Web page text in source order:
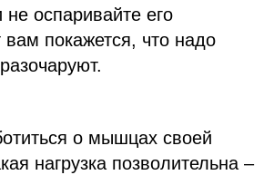
оспаривайте его
покажется, что надо
о мышцах своей
нагрузка позволительна –